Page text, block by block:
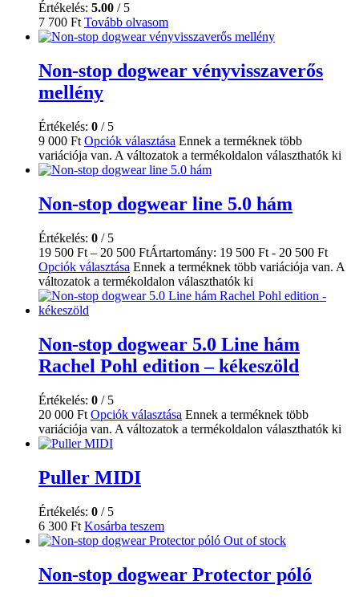
Értékelés: 5.00 / 5
7 700 Ft Tovább olvasom
Non-stop dogwear vényvisszaverős
mellény
Értékelés: 0 / 5
9 000 Ft Opciók választása Ennek a terméknek több
variációja van. A változatok a termékoldalon választhatók ki
Non-stop dogwear line 5.0 hám
Értékelés: 0 / 5
19 500 Ft – 20 500 FtÁrtartomány: 19 500 Ft - 20 500 Ft
Opciók választása Ennek a terméknek több variációja van. A
változatok a termékoldalon választhatók ki
Non-stop dogwear 5.0 Line hám
Rachel Pohl edition – kékeszöld
Értékelés: 0 / 5
20 000 Ft Opciók választása Ennek a terméknek több
variációja van. A változatok a termékoldalon választhatók ki
Puller MIDI
Értékelés: 0 / 5
6 300 Ft Kosárba teszem
Out of stock
Non-stop dogwear Protector póló